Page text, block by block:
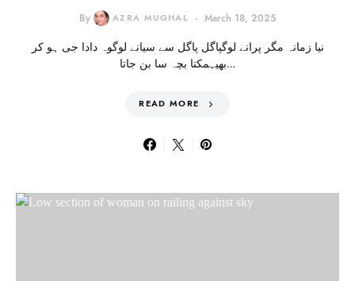
By AZRA MUGHAL March 18, 2025
نیا زمانہ مگر پرانے لوگپاگل پاگل سے سیانے لوگوہ دادا جی ہو کر
بھیہمکتا بچہ سا بن جاتا…
READ MORE